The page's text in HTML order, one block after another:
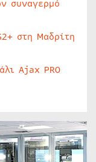
συναγερμό
στη Μαδρίτη
Ajax PRO